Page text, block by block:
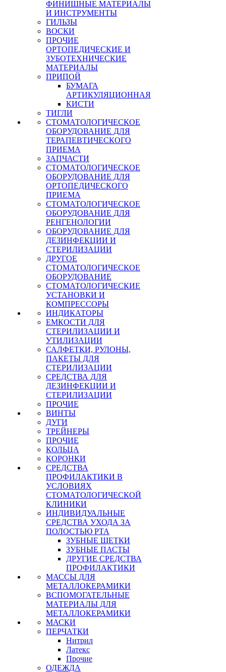
ФИНИШНЫЕ МАТЕРИАЛЫ
И ИНСТРУМЕНТЫ
ГИЛЬЗЫ
ВОСКИ
ПРОЧИЕ
ОРТОПЕДИЧЕСКИЕ И
ЗУБОТЕХНИЧЕСКИЕ
МАТЕРИАЛЫ
ПРИПОЙ
БУМАГА
АРТИКУЛЯЦИОННАЯ
КИСТИ
ТИГЛИ
СТОМАТОЛОГИЧЕСКОЕ
ОБОРУДОВАНИЕ ДЛЯ
ТЕРАПЕВТИЧЕСКОГО
ПРИЕМА
ЗАПЧАСТИ
СТОМАТОЛОГИЧЕСКОЕ
ОБОРУДОВАНИЕ ДЛЯ
ОРТОПЕДИЧЕСКОГО
ПРИЕМА
СТОМАТОЛОГИЧЕСКОЕ
ОБОРУДОВАНИЕ ДЛЯ
РЕНГЕНОЛОГИИ
ОБОРУДОВАНИЕ ДЛЯ
ДЕЗИНФЕКЦИИ И
СТЕРИЛИЗАЦИИ
ДРУГОЕ
СТОМАТОЛОГИЧЕСКОЕ
ОБОРУДОВАНИЕ
СТОМАТОЛОГИЧЕСКИЕ
УСТАНОВКИ И
КОМПРЕССОРЫ
ИНДИКАТОРЫ
ЕМКОСТИ ДЛЯ
СТЕРИЛИЗАЦИИ И
УТИЛИЗАЦИИ
САЛФЕТКИ, РУЛОНЫ,
ПАКЕТЫ ДЛЯ
СТЕРИЛИЗАЦИИ
СРЕДСТВА ДЛЯ
ДЕЗИНФЕКЦИИ И
СТЕРИЛИЗАЦИИ
ПРОЧИЕ
ВИНТЫ
ДУГИ
ТРЕЙНЕРЫ
ПРОЧИЕ
КОЛЬЦА
КОРОНКИ
СРЕДСТВА
ПРОФИЛАКТИКИ В
УСЛОВИЯХ
СТОМАТОЛОГИЧЕСКОЙ
КЛИНИКИ
ИНДИВИДУАЛЬНЫЕ
СРЕДСТВА УХОДА ЗА
ПОЛОСТЬЮ РТА
ЗУБНЫЕ ЩЕТКИ
ЗУБНЫЕ ПАСТЫ
ДРУГИЕ СРЕДСТВА
ПРОФИЛАКТИКИ
МАССЫ ДЛЯ
МЕТАЛЛОКЕРАМИКИ
ВСПОМОГАТЕЛЬНЫЕ
МАТЕРИАЛЫ ДЛЯ
МЕТАЛЛОКЕРАМИКИ
МАСКИ
ПЕРЧАТКИ
Нитрил
Латекс
Прочие
ОДЕЖДА